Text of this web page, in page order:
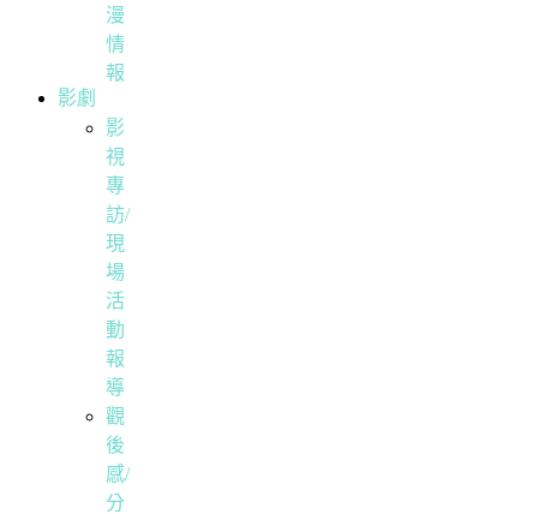
漫
情
報
影劇
影
視
專
訪/
現
場
活
動
報
導
觀
後
感/
分